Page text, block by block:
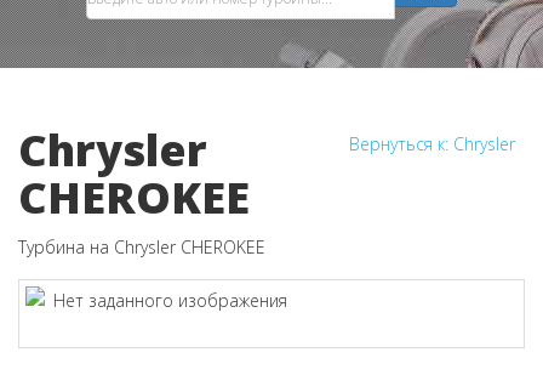
Вернуться к: Chrysler
Chrysler
CHEROKEE
Турбина на Chrysler CHEROKEE
Узнайте цену!